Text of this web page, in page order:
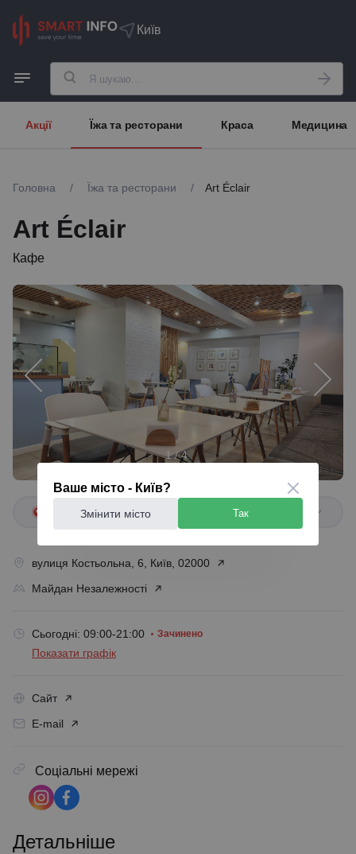
Київ
Ваше місто - Київ?
Змінити місто Так
Акції Їжа та ресторани Краса Медицина
Головна / Їжа та ресторани / Art Éclair
Art Éclair
Кафе
1 / 4
+38 067 903 ...
вулиця Костьольна, 6, Київ, 02000
Майдан Незалежності
Сьогодні: 09:00-21:00 Зачинено
Показати графік
Сайт
E-mail
Соціальні мережі
Детальніше